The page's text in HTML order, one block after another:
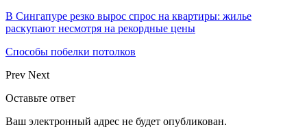
В Сингапуре резко вырос спрос на квартиры: жилье
раскупают несмотря на рекордные цены
Способы побелки потолков
Prev Next
Оставьте ответ
Ваш электронный адрес не будет опубликован.